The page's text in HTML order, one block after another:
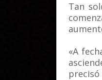
Tan
«A